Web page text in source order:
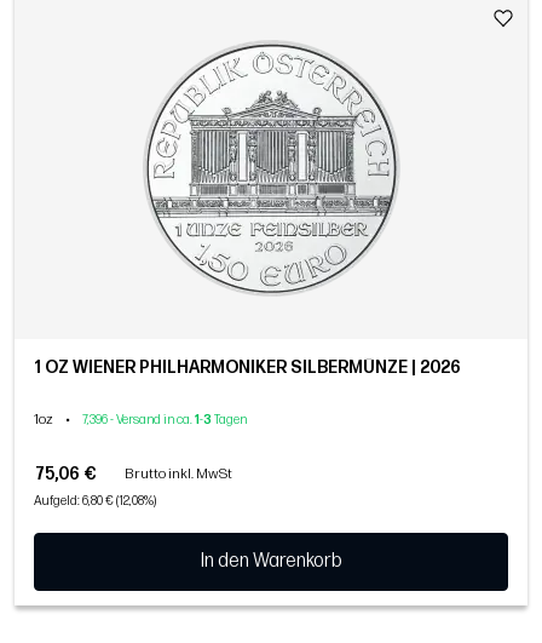
1 OZ WIENER PHILHARMONIKER SILBERMÜNZE | 2026
1oz • 7,396 - Versand in ca.1-3 Tagen
75,06 € Brutto inkl. MwSt
Aufgeld: 6,80 € (12,08%)
In den Warenkorb